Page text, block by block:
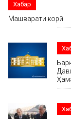
Хабар
Машварати корӣ